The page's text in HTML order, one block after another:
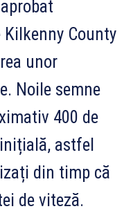
County
unor
Noile semne
400 de
astfel
din timp că
de viteză.